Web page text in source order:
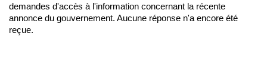
demandes d'accès à l'information concernant la récente
annonce du gouvernement. Aucune réponse n'a encore été
reçue.